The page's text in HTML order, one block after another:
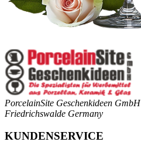
PorcelainSite Geschenkideen GmbH
Friedrichswalde Germany
KUNDENSERVICE